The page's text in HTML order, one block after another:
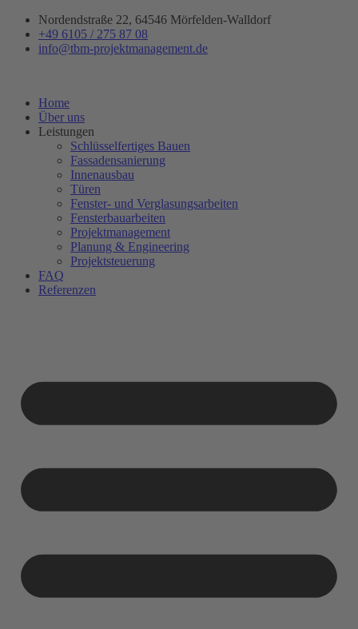
Zum
Inhalt
springen
Nordendstraße 22, 64546 Mörfelden-Walldorf
+49 6105 / 275 87 08
info@tbm-projektmanagement.de
Home
Über uns
Leistungen
Schlüsselfertiges Bauen
Fassadensanierung
Innenausbau
Türen
Fenster- und Verglasungsarbeiten
Fensterbauarbeiten
Projektmanagement
Planung & Engineering
Projektsteuerung
FAQ
Referenzen